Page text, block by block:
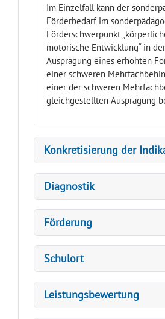
Im Einzelfall kann der
Förderbedarf im
Förderschwerpunkt
motorische Entwicklung“ in
Ausprägung eines erhöhten
einer schweren
einer der schweren
gleichgestellten Ausprägung
Konkretisierung der
Diagnostik
Förderung
Schulort
Leistungsbewertung